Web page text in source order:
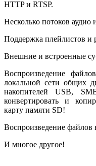
HTTP и RTSP.
Несколько потоков аудио
Поддержка плейлистов и
Внешние и встроенные
Воспроизведение
локальной сети общих
накопителей USB,
конвертировать и
карту памяти SD!
Воспроизведение файлов
И многое другое!